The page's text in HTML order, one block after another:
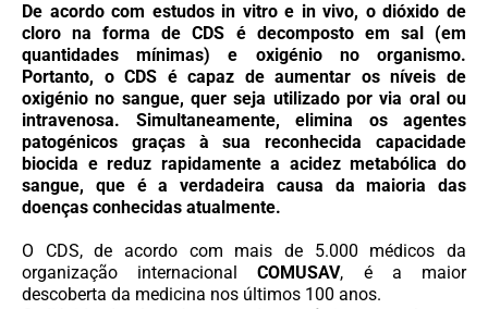
De acordo com estudos in vitro e in vivo, o dióxido de
cloro na forma de CDS é decomposto em sal (em
quantidades mínimas) e oxigénio no organismo.
Portanto, o CDS é capaz de aumentar os níveis de
oxigénio no sangue, quer seja utilizado por via oral ou
intravenosa. Simultaneamente, elimina os agentes
patogénicos graças à sua reconhecida capacidade
biocida e reduz rapidamente a acidez metabólica do
sangue, que é a verdadeira causa da maioria das
doenças conhecidas atualmente.
O CDS, de acordo com mais de 5.000 médicos da
organização internacional
COMUSAV, é a maior
descoberta da medicina nos últimos 100 anos.